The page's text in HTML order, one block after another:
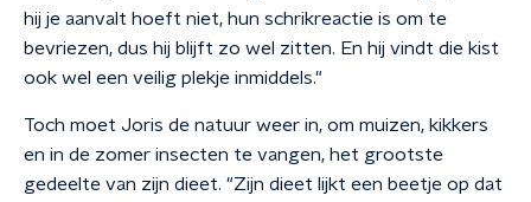
hij je aanvalt hoeft niet, hun schrikreactie is om te
bevriezen, dus hij blijft zo wel zitten. En hij vindt die kist
ook wel een veilig plekje inmiddels."
Toch moet Joris de natuur weer in, om muizen, kikkers
en in de zomer insecten te vangen, het grootste
gedeelte van zijn dieet. "Zijn dieet lijkt een beetje op dat